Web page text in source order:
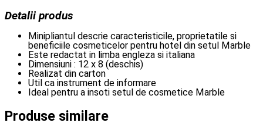
Detalii produs
Minipliantul descrie caracteristicile, proprietatile si
beneficiile cosmeticelor pentru hotel din setul Marble
Este redactat in limba engleza si italiana
Dimensiuni : 12 x 8 (deschis)
Realizat din carton
Util ca instrument de informare
Ideal pentru a insoti setul de cosmetice Marble
Produse similare